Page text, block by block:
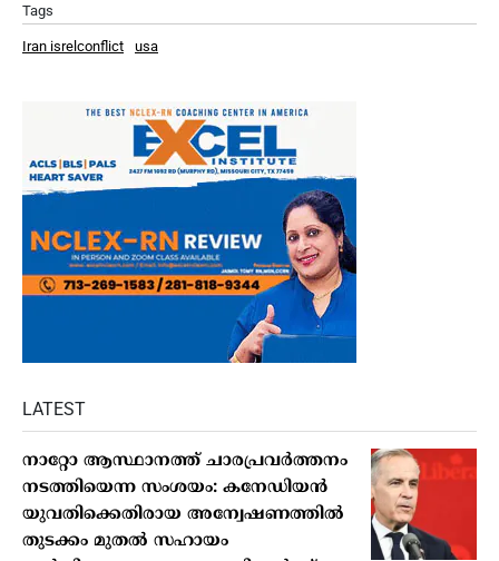
Tags
Iran isrelconflict usa
LATEST
നാറ്റോ ആസ്ഥാനത്ത് ചാരപ്രവര്‍ത്തനം
നടത്തിയെന്ന സംശയം: കനേഡിയന്‍
യുവതിക്കെതിരായ അന്വേഷണത്തില്‍
തുടക്കം മുതല്‍ സഹായം